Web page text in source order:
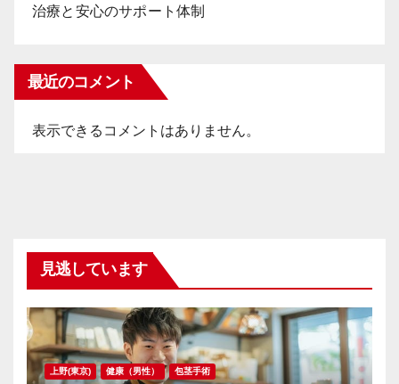
治療と安心のサポート体制
最近のコメント
表示できるコメントはありません。
見逃しています
上野(東京) 健康（男性） 包茎手術